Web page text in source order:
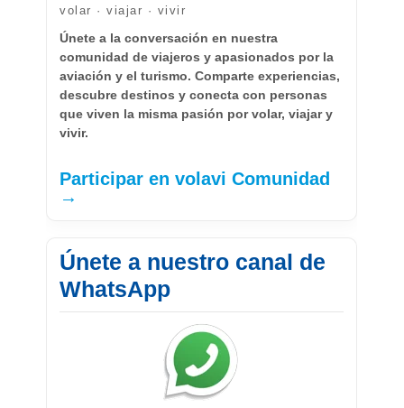
volar · viajar · vivir
Únete a la conversación en nuestra
comunidad de viajeros y apasionados por la
aviación y el turismo. Comparte experiencias,
descubre destinos y conecta con personas
que viven la misma pasión por volar, viajar y
vivir.
Participar en volavi Comunidad
→
Únete a nuestro canal de
WhatsApp